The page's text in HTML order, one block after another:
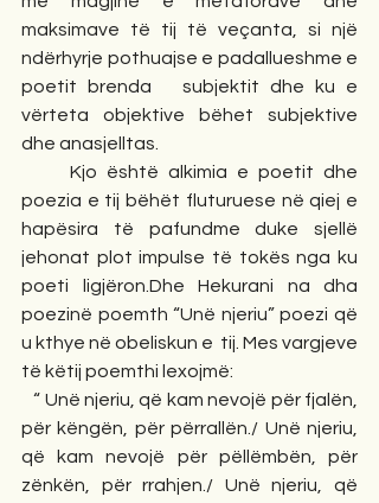
maksimave të tij të veçanta, si një
ndërhyrje pothuajse e padallueshme e
poetit brenda   subjektit dhe ku e
vërteta objektive bëhet subjektive
dhe anasjelltas.
poezia e tij bëhët fluturuese në qiej e
hapësira të pafundme duke sjellë
jehonat plot impulse të tokës nga ku
poeti ligjëron.Dhe Hekurani na dha
poezinë poemth “Unë njeriu” poezi që
u kthye në obeliskun e  tij. Mes vargjeve
të këtij poemthi lexojmë:
   “ Unë njeriu, që kam nevojë për fjalën,
për këngën, për përrallën./ Unë njeriu,
që kam nevojë për pëllëmbën, për
zënkën, për rrahjen./ Unë njeriu, që